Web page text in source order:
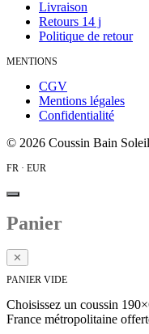
Livraison
Retours 14 j
Politique de retour
MENTIONS
CGV
Mentions légales
Confidentialité
© 2026 Coussin Bain
FR · EUR
Panier
✕
PANIER VIDE
Choisissez un coussin
France métropolitaine